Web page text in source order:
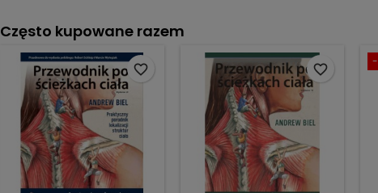
Często kupowane razem
favorite_border favorite_border
-